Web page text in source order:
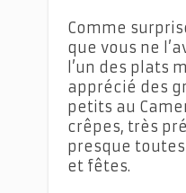
Comme
que vous ne
l’un des plats
apprécié des
petits au
crêpes, très
presque
et fêtes.